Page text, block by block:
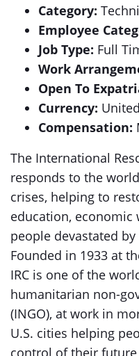
Category:
Employee
Job Type: Full
Work
Open To
Currency:
Compensation:
The International
responds to the
crises, helping to
education, economic
people devastated
Founded in 1933 at
IRC is one of the
humanitarian non-
(INGO), at work in
U.S. cities helping
control of their